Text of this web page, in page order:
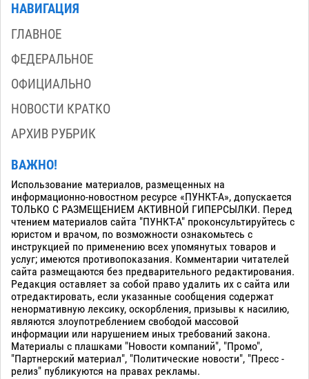
НАВИГАЦИЯ
ГЛАВНОЕ
ФЕДЕРАЛЬНОЕ
ОФИЦИАЛЬНО
НОВОСТИ КРАТКО
АРХИВ РУБРИК
ВАЖНО!
Использование материалов, размещенных на
информационно-новостном ресурсе «ПУНКТ-А», допускается
ТОЛЬКО С РАЗМЕЩЕНИЕМ АКТИВНОЙ ГИПЕРСЫЛКИ. Перед
чтением материалов сайта "ПУНКТ-А" проконсультируйтесь с
юристом и врачом, по возможности ознакомьтесь с
инструкцией по применению всех упомянутых товаров и
услуг; имеются противопоказания. Комментарии читателей
сайта размещаются без предварительного редактирования.
Редакция оставляет за собой право удалить их с сайта или
отредактировать, если указанные сообщения содержат
ненормативную лексику, оскорбления, призывы к насилию,
являются злоупотреблением свободой массовой
информации или нарушением иных требований закона.
Материалы с плашками "Новости компаний", "Промо",
"Партнерский материал", "Политические новости", "Пресс -
релиз" публикуются на правах рекламы.